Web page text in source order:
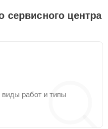
сервисного центра
работ и типы